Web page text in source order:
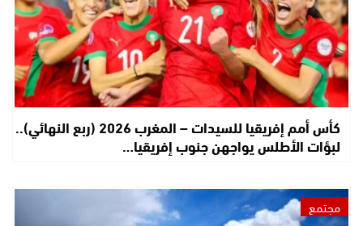
كأس أمم إفريقيا للسيدات – المغرب 2026 (ربع النهائي)..
لبؤات الأطلس يواجهن جنوب إفريقيا…
مجتمع